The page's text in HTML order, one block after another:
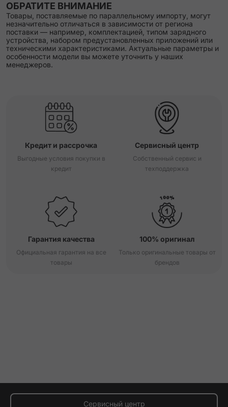
ОБРАТИТЕ ВНИМАНИЕ
Товары, поставляемые по параллельному импорту, могут
незначительно отличаться в зависимости от региона
поставки — например, комплектацией, типом зарядного
устройства, набором предустановленных приложений или
техническими характеристиками. Актуальные параметры и
особенности модели вы можете уточнить у наших
менеджеров.
Кредит и рассрочка
Выгодные условия покупки в
кредит
Сервисный центр
Собственный сервис и
техподдержка
Гарантия качества
Официальная гарантия на все
товары
100% оригинал
Только оригинальные товары от
брендов
Сервисный центр